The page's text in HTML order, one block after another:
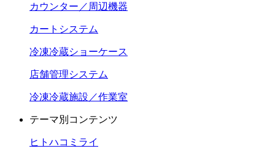
カウンター／周辺機器
カートシステム
冷凍冷蔵ショーケース
店舗管理システム
冷凍冷蔵施設／作業室
テーマ別コンテンツ
ヒトハコミライ